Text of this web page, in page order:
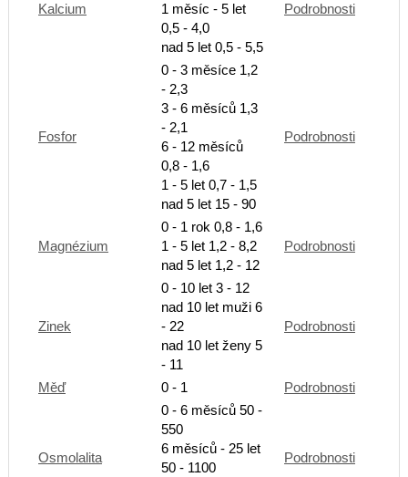
Kalcium
1 měsíc - 5 let
0,5 - 4,0
nad 5 let 0,5 - 5,5
Podrobnosti
Fosfor
0 - 3 měsíce 1,2
- 2,3
3 - 6 měsíců 1,3
- 2,1
6 - 12 měsíců
0,8 - 1,6
1 - 5 let 0,7 - 1,5
nad 5 let 15 - 90
Podrobnosti
Magnézium
0 - 1 rok 0,8 - 1,6
1 - 5 let 1,2 - 8,2
nad 5 let 1,2 - 12
Podrobnosti
Zinek
0 - 10 let 3 - 12
nad 10 let muži 6
- 22
nad 10 let ženy 5
- 11
Podrobnosti
Měď 0 - 1 Podrobnosti
Osmolalita
0 - 6 měsíců 50 -
550
6 měsíců - 25 let
50 - 1100
Podrobnosti